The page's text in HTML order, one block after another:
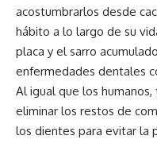
acostumbrarlos desde
hábito a lo largo de su
placa y el sarro
enfermedades dentales
Al igual que los
eliminar los restos de
los dientes para evitar la